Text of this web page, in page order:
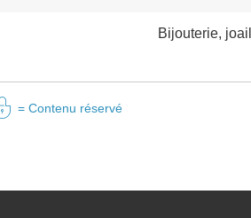
Bijouterie,
= Contenu réservé